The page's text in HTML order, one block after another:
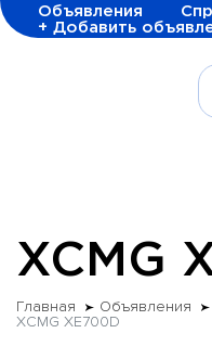
Объявления
+ Добавить
XCMG
Главная Объявления
XCMG XE700D